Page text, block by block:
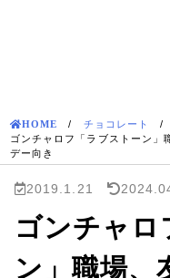
HOME / チョコレート
/
ゴンチャロフ「ラブストーン」
デー向き
2019.1.21
ゴンチャロ
ン」職場、